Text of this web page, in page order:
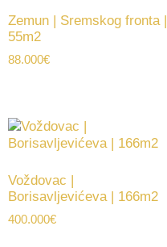
Zemun | Sremskog fronta |
55m2
88.000€
Voždovac |
Borisavljevićeva | 166m2
400.000€